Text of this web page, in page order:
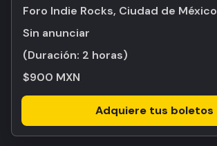
Foro Indie Rocks, Ciudad de México
Sin anunciar
(Duración: 2 horas)
$900 MXN
Adquiere tus boletos